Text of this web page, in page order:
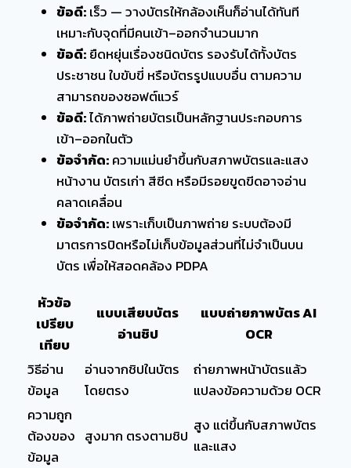
ข้อดี:เร็ว — วางบัตรให้กล้องเห็นก็อ่านได้ทันที
เหมาะกับจุดที่มีคนเข้า–ออกจำนวนมาก
ข้อดี:ยืดหยุ่นเรื่องชนิดบัตร รองรับได้ทั้งบัตร
ประชาชน ใบขับขี่ หรือบัตรรูปแบบอื่น ตามความ
สามารถของซอฟต์แวร์
ข้อดี:ได้ภาพถ่ายบัตรเป็นหลักฐานประกอบการ
เข้า–ออกในตัว
ข้อจำกัด:ความแม่นยำขึ้นกับสภาพบัตรและแสง
หน้างาน บัตรเก่า สีซีด หรือมีรอยขูดขีดอาจอ่าน
คลาดเคลื่อน
ข้อจำกัด:เพราะเก็บเป็นภาพถ่าย ระบบต้องมี
มาตรการปิดหรือไม่เก็บข้อมูลส่วนที่ไม่จำเป็นบน
บัตร เพื่อให้สอดคล้อง PDPA
หัวข้อ
เปรียบ
เทียบ
แบบเสียบบัตร
อ่านชิป
แบบถ่ายภาพบัตร AI
OCR
วิธีอ่าน
ข้อมูล
อ่านจากชิปในบัตร
โดยตรง
ถ่ายภาพหน้าบัตรแล้ว
แปลงข้อความด้วย OCR
ความถูก
ต้องของ
ข้อมูล
สูงมาก ตรงตามชิป
สูง แต่ขึ้นกับสภาพบัตร
และแสง